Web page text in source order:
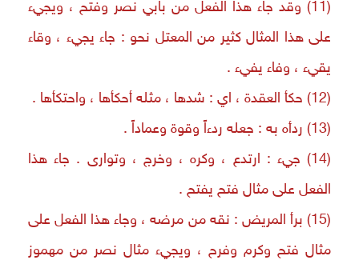
(11) وقد جاء هذا الفعل من بابي نصر وفتح ، ويجيء
على هذا المثال كثير من المعتل نحو : جاء يجيء ، وقاء
يقيء ، وفاء يفيء .
(12) حكأ العقدة ، اي : شدها ، مثله أحكأها ، واحتكأها .
(13) ردأه به : جعله ردءاً وقوة وعماداً .
(14) جيء : ارتدع ، وكره ، وخرج ، وتوارى . جاء هذا
الفعل على مثال فتح يفتح .
(15) برأ المريض : نقه من مرضه ، وجاء هذا الفعل على
مثال فتح وكرم وفرح ، ويجيء مثال نصر من مهموز